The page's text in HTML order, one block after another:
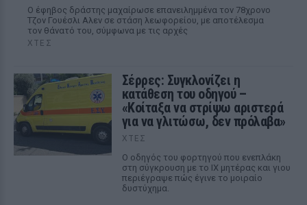
Ο έφηβος δράστης μαχαίρωσε επανειλημμένα τον 78χρονο
Τζον Γουέσλι Αλεν σε στάση λεωφορείου, με αποτέλεσμα
τον θάνατό του, σύμφωνα με τις αρχές
ΧΤΕΣ
Σέρρες: Συγκλονίζει η
κατάθεση του οδηγού –
«Κοίταξα να στρίψω αριστερά
για να γλιτώσω, δεν πρόλαβα»
ΧΤΕΣ
Ο οδηγός του φορτηγού που ενεπλάκη
στη σύγκρουση με το ΙΧ μητέρας και γιου
περιέγραψε πώς έγινε το μοιραίο
δυστύχημα.